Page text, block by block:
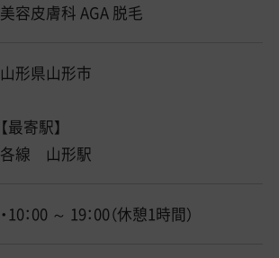
美容皮膚科 AGA 脱毛
山形県山形市
【最寄駅】
各線 山形駅
・10：00 ～ 19：00（休憩1時間）